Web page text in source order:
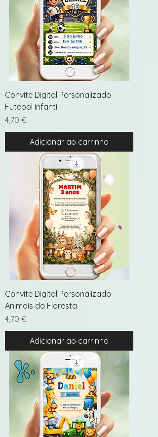
Convite Digital Personalizado
Futebol Infantil
Preço
4,70 €
Adicionar ao carrinho
Convite Digital Personalizado
Animais da Floresta
Preço
4,70 €
Adicionar ao carrinho